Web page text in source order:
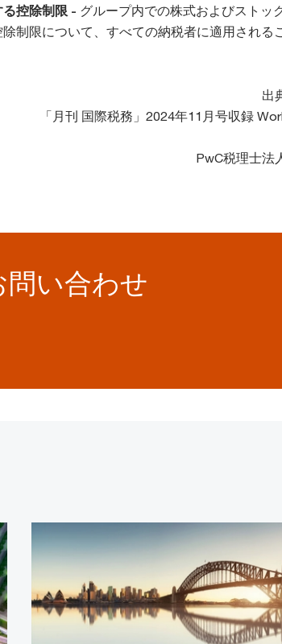
る控除制限 - グループ内での株式およびストッ
制限について、すべての納税者に適用される
出
「月刊 国際税務」2024年11月号収録
PwC税理士法
い合わせ